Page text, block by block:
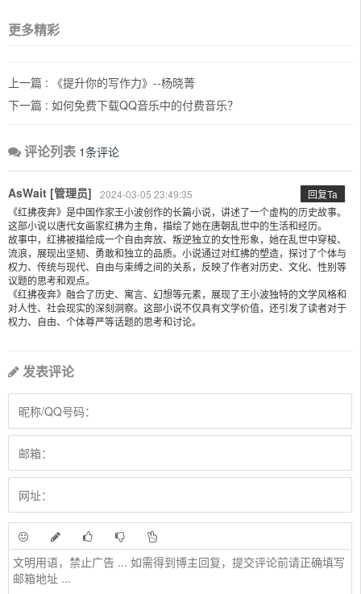
更多精彩
上一篇 : 《提升你的写作力》--杨晓菁
下一篇 : 如何免费下载QQ音乐中的付费音乐？
评论列表 1条评论
AsWait [管理员] 2024-03-05 23:49:35
回复Ta
《红拂夜奔》是中国作家王小波创作的长篇小说，讲述了一个虚构的历史故事。
这部小说以唐代女画家红拂为主角，描绘了她在唐朝乱世中的生活和经历。
故事中，红拂被描绘成一个自由奔放、叛逆独立的女性形象，她在乱世中穿梭、
流浪，展现出坚韧、勇敢和独立的品质。小说通过对红拂的塑造，探讨了个体与
权力、传统与现代、自由与束缚之间的关系，反映了作者对历史、文化、性别等
议题的思考和观点。
《红拂夜奔》融合了历史、寓言、幻想等元素，展现了王小波独特的文学风格和
对人性、社会现实的深刻洞察。这部小说不仅具有文学价值，还引发了读者对于
权力、自由、个体尊严等话题的思考和讨论。
发表评论